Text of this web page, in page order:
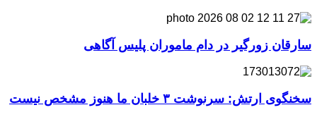
سارقان زورگیر در دام ماموران پلیس آگاهی
سخنگوی ارتش: سرنوشت ۳ خلبان ما هنوز مشخص نیست